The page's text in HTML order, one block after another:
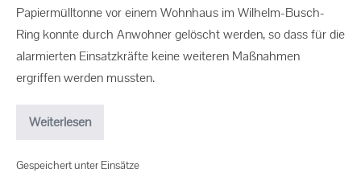
Papiermülltonne vor einem Wohnhaus im Wilhelm-Busch-
Ring konnte durch Anwohner gelöscht werden, so dass für die
alarmierten Einsatzkräfte keine weiteren Maßnahmen
ergriffen werden mussten.
Weiterlesen
Gespeichert unter Einsätze